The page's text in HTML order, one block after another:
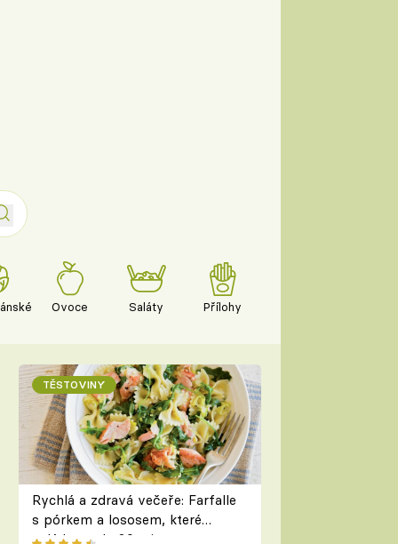
Ovoce Saláty Přílohy
TĚSTOVINY
Rychlá a zdravá večeře: Farfalle
s pórkem a lososem, které
zvládnete do 30 minut